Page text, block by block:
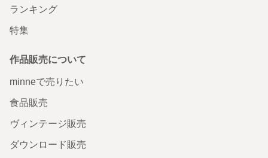
ランキング
特集
作品販売について
minneで売りたい
食品販売
ヴィンテージ販売
ダウンロード販売